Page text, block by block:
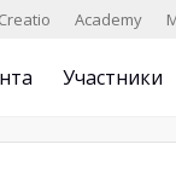
Creatio Academy
Участники